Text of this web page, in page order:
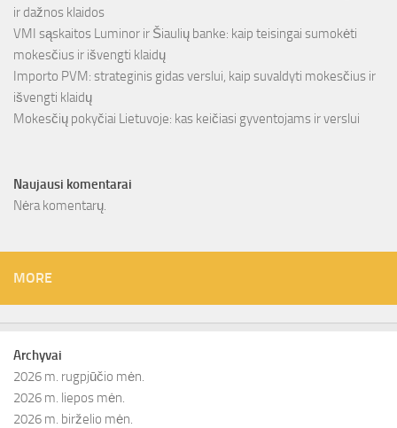
ir dažnos klaidos
VMI sąskaitos Luminor ir Šiaulių banke: kaip teisingai sumokėti
mokesčius ir išvengti klaidų
Importo PVM: strateginis gidas verslui, kaip suvaldyti mokesčius ir
išvengti klaidų
Mokesčių pokyčiai Lietuvoje: kas keičiasi gyventojams ir verslui
Naujausi komentarai
Nėra komentarų.
MORE
Archyvai
2026 m. rugpjūčio mėn.
2026 m. liepos mėn.
2026 m. birželio mėn.